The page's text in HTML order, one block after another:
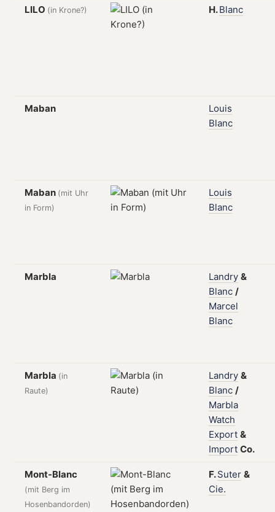
LILO (in Krone?) H.Blanc
Maban
Louis
Blanc
Maban (mit Uhr
in Form)
Louis
Blanc
Marbla Landry &
Blanc /
Marcel
Blanc
Marbla (in
Raute)
Landry &
Blanc /
Marbla
Watch
Export &
Import Co.
Mont-Blanc
(mit Berg im
Hosenbandorden)
F.Suter &
Cie.